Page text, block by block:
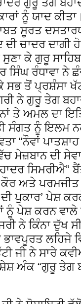
ਨੂੰ ਯਾਦ
ਸੂਰਤ
ਦੀ ਚਾਦਰ
ਸੁਣਾ ਕੇ ਗੁਰੂ
ਸਿੰਘ ਰੰਧਾਵਾ ਨੇ
ਸਭ ਤੋਂ ਪ੍ਰਸ਼ੰਸਾ
ਨੇ ਗੁਰੂ ਤੇਗ
ਤੇ ਅਮਲ ਦਾ
ਸੰਗਤ ਨੂੰ ਇਲਮ
“ਨੌਵਾਂ
ਮੇਜ਼ਬਾਨ ਦੀ
ਸਿਮਰੀਐ”
ਅਤੇ ਪਰਮਜੀਤ
ਦੀ ਪੁਕਾਰ’ ਪੇਸ਼
ਪੇਸ਼ ਕਰਨ ਵਾਲੇ
ਨੇ ਕਿੰਨਾ ਦੁੱਖ
ਲਹਿਜੇ
ਜੀ ਨੇ ਸਾਰੇ
ਅੰਕ “ਗੁਰੂ